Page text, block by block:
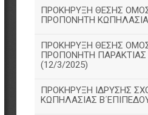
ΠΡΟΚΗΡΥΞΗ ΘΕΣΗΣ
ΠΡΟΠΟΝΗΤΗ
ΠΡΟΚΗΡΥΞΗ ΘΕΣΗΣ
ΠΡΟΠΟΝΗΤΗ
(12/3/2025)
ΠΡΟΚΗΡΥΞΗ ΙΔΡΥΣΗΣ
ΚΩΠΗΛΑΣΙΑΣ